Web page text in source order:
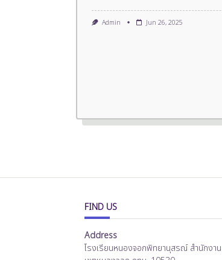
Admin Jun 26, 2025
FIND US
Address
โรงเรียนหนองจอกพิทยานุสรณ์ สำนักงาน